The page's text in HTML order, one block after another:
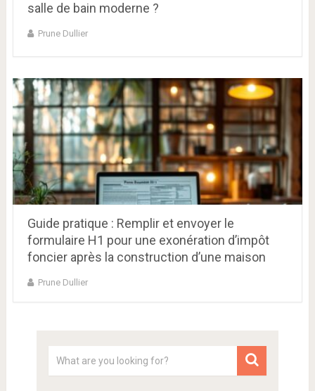
salle de bain moderne ?
Prune Dullier
Guide pratique : Remplir et envoyer le
formulaire H1 pour une exonération d’impôt
foncier après la construction d’une maison
Prune Dullier